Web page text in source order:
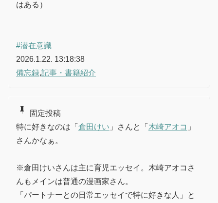
はある）
#潜在意識
2026.1.22. 13:18:38
備忘録,記事・書籍紹介
push_pin
固定投稿
特に好きなのは「 倉田けい 」さんと「 木崎アオコ 」
さんかなぁ。
※倉田けいさんは主に育児エッセイ。木崎アオコさ
んもメインは普通の漫画家さん。
「パートナーとの日常エッセイで特に好きな人」と